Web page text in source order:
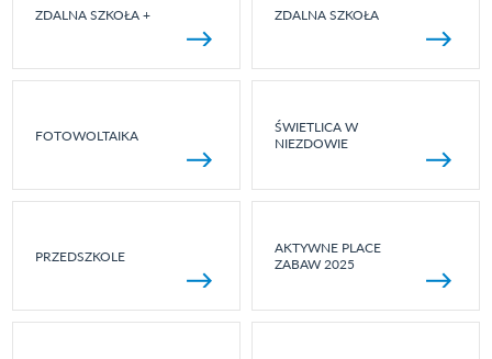
ZDALNA SZKOŁA + ZDALNA SZKOŁA
FOTOWOLTAIKA
ŚWIETLICA W
NIEZDOWIE
PRZEDSZKOLE
AKTYWNE PLACE
ZABAW 2025